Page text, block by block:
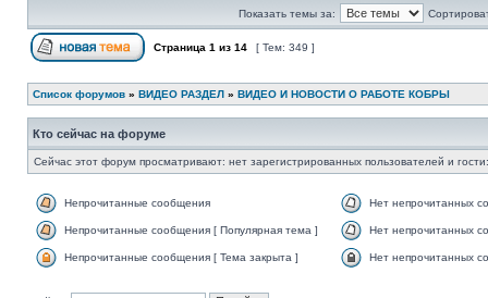
Показать темы за:
Страница 1 из 14 [ Тем: 349 ]
Список форумов » ВИДЕО РАЗДЕЛ » ВИДЕО И НОВОСТИ О РАБОТЕ КОБРЫ
Кто сейчас на форуме
Сейчас этот форум просматривают: нет зарегистрированных пользователей и
Непрочитанные сообщения Нет непрочитанных
Непрочитанные сообщения [ Популярная тема ] Нет непрочитанных
Непрочитанные сообщения [ Тема закрыта ] Нет непрочитанных